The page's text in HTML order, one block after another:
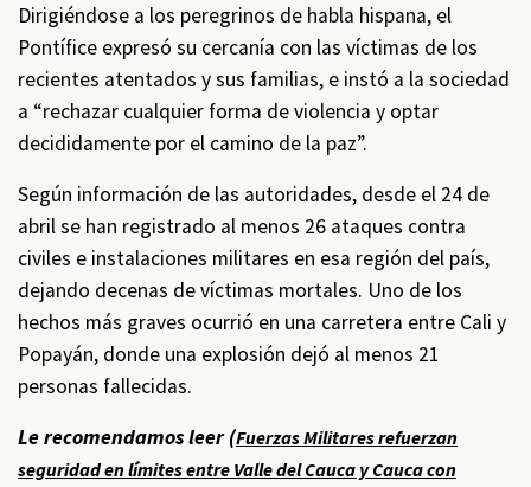
Dirigiéndose a los peregrinos de habla hispana, el
Pontífice expresó su cercanía con las víctimas de los
recientes atentados y sus familias, e instó a la sociedad
a “rechazar cualquier forma de violencia y optar
decididamente por el camino de la paz”.
Según información de las autoridades, desde el 24 de
abril se han registrado al menos 26 ataques contra
civiles e instalaciones militares en esa región del país,
dejando decenas de víctimas mortales. Uno de los
hechos más graves ocurrió en una carretera entre Cali y
Popayán, donde una explosión dejó al menos 21
personas fallecidas.
Le recomendamos leer (Fuerzas Militares refuerzan
seguridad en límites entre Valle del Cauca y Cauca con